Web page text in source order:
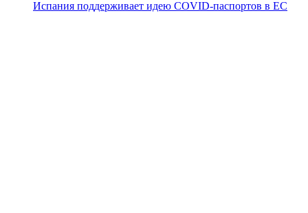
Испания поддерживает идею COVID-паспортов в ЕС